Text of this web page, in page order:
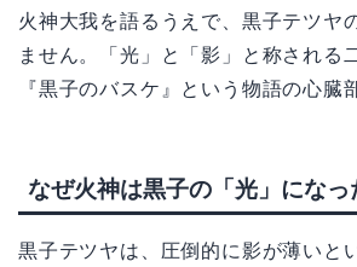
火神大我を語るうえで、黒子テツヤ
ません。「光」と「影」と称される
『黒子のバスケ』という物語の心臓
なぜ火神は黒子の「光」になっ
黒子テツヤは、圧倒的に影が薄いと